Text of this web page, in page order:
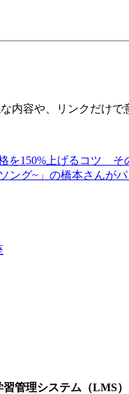
内容や、リンクだけで
を150%上げるコツ
ング~」の橋本さんがパ
管理システム（LMS）